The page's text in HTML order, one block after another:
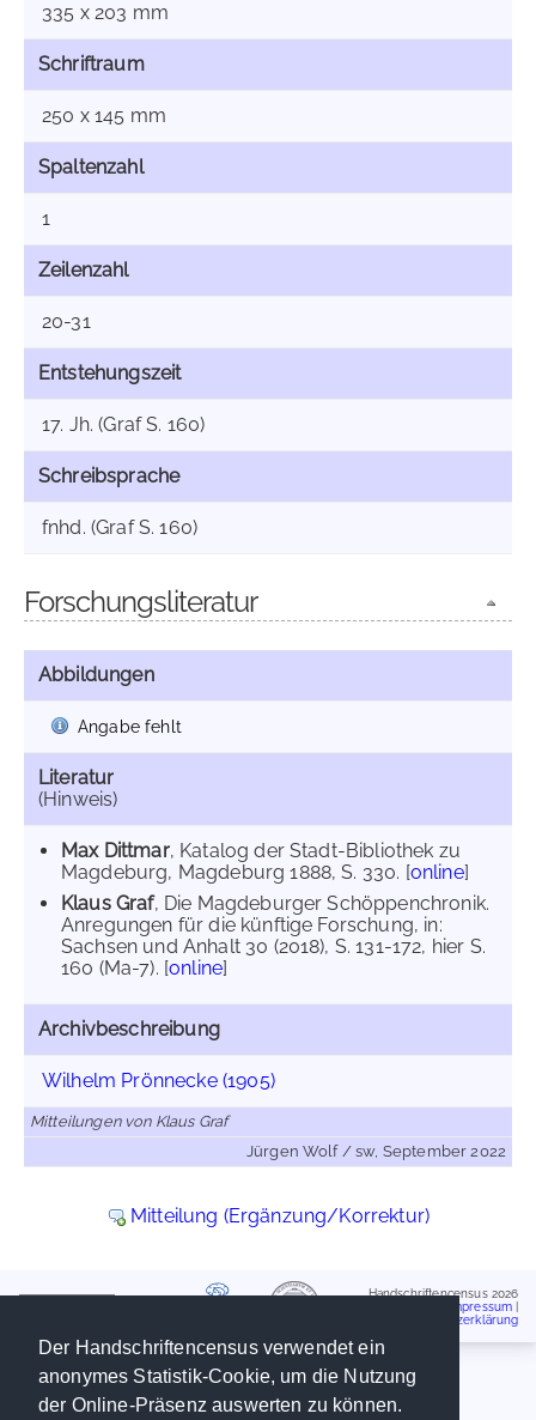
Der Handschriftencensus verwendet ein
anonymes Statistik-Cookie, um die Nutzung
der Online-Präsenz auswerten zu können.
335 x 203 mm
Schriftraum
250 x 145 mm
Spaltenzahl
1
Zeilenzahl
20-31
Entstehungszeit
17. Jh. (Graf S. 160)
Schreibsprache
fnhd. (Graf S. 160)
Forschungsliteratur
Abbildungen
Angabe fehlt
Literatur
(Hinweis)
Max Dittmar, Katalog der Stadt-Bibliothek zu
Magdeburg, Magdeburg 1888, S. 330. [online]
Klaus Graf, Die Magdeburger Schöppenchronik.
Anregungen für die künftige Forschung, in:
Sachsen und Anhalt 30 (2018), S. 131-172, hier S.
160 (Ma-7). [online]
Archivbeschreibung
Wilhelm Prönnecke (1905)
Mitteilungen von Klaus Graf
Jürgen Wolf / sw, September 2022
Mitteilung (Ergänzung/Korrektur)
Handschriftencensus 2026
Impressum
Datenschutzerklärung